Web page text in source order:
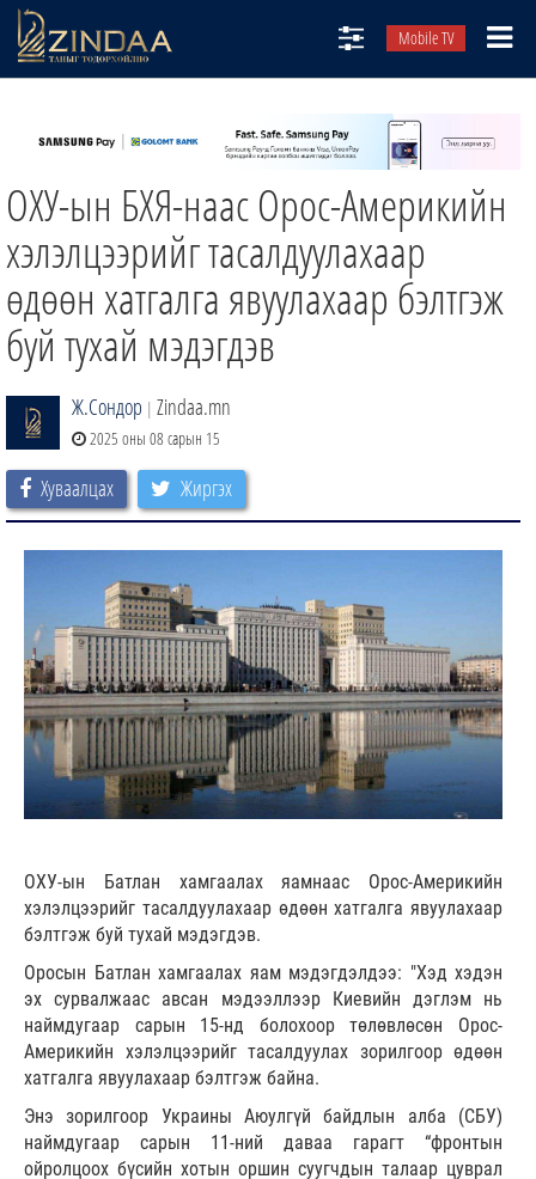
Mobile TV
ТВ8
ӨГЛӨӨНИЙ СОНИН
ЗИНДАА СЭТГҮҮЛ
ОХУ-ын БХЯ-наас Орос-Америкийн
хэлэлцээрийг тасалдуулахаар
өдөөн хатгалга явуулахаар бэлтгэж
буй тухай мэдэгдэв
Ж.Сондор | Zindaa.mn
2025 оны 08 сарын 15
Хуваалцах Жиргэх
ОХУ-ын Батлан хамгаалах яамнаас Орос-Америкийн
хэлэлцээрийг тасалдуулахаар өдөөн хатгалга явуулахаар
бэлтгэж буй тухай мэдэгдэв.
Оросын Батлан хамгаалах яам мэдэгдэлдээ: "Хэд хэдэн
эх сурвалжаас авсан мэдээллээр Киевийн дэглэм нь
наймдугаар сарын 15-нд болохоор төлөвлөсөн Орос-
Америкийн хэлэлцээрийг тасалдуулах зорилгоор өдөөн
хатгалга явуулахаар бэлтгэж байна.
Энэ зорилгоор Украины Аюулгүй байдлын алба (СБУ)
наймдугаар сарын 11-ний даваа гарагт “фронтын
ойролцоох бүсийн хотын оршин суугчдын талаар цуврал